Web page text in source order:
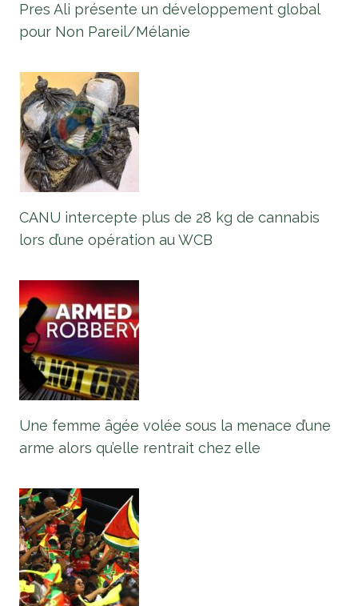
Pres Ali présente un développement global
pour Non Pareil/Mélanie
CANU intercepte plus de 28 kg de cannabis
lors d’une opération au WCB
Une femme âgée volée sous la menace d’une
arme alors qu’elle rentrait chez elle